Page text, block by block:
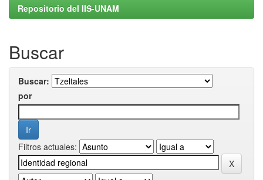
Repositorio del IIS-UNAM
Buscar
Buscar:
por
Filtros actuales: